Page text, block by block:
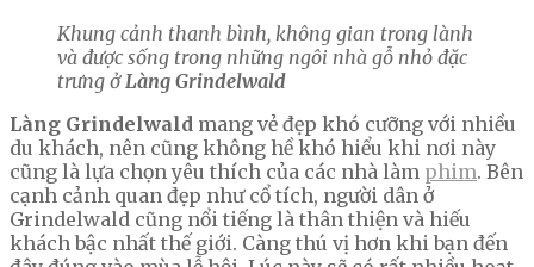
Khung cảnh thanh bình, không gian trong lành
và được sống trong những ngôi nhà gỗ nhỏ đặc
trưng ởLàng Grindelwald
Làng Grindelwald mang vẻ đẹp khó cưỡng với nhiều
du khách, nên cũng không hề khó hiểu khi nơi này
cũng là lựa chọn yêu thích của các nhà làm phim. Bên
cạnh cảnh quan đẹp như cổ tích, người dân ở
Grindelwald cũng nổi tiếng là thân thiện và hiếu
khách bậc nhất thế giới. Càng thú vị hơn khi bạn đến